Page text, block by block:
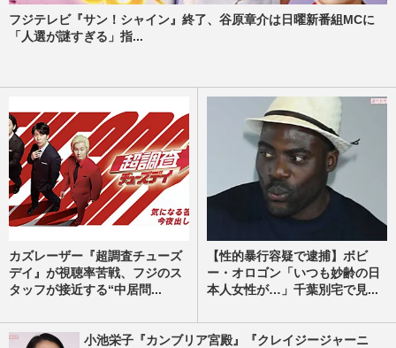
フジテレビ『サン！シャイン』終了、谷原章介は日曜新番組MCに
「人選が謎すぎる」指...
カズレーザー『超調査チューズ
デイ』が視聴率苦戦、フジのス
タッフが接近する“中居問...
【性的暴行容疑で逮捕】ボビ
ー・オロゴン「いつも妙齢の日
本人女性が…」千葉別宅で見...
小池栄子『カンブリア宮殿』『クレイジージャーニ